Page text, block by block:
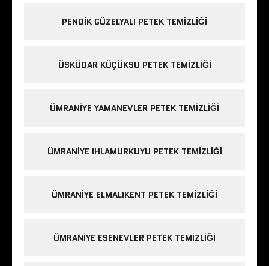
PENDIK GÜZELYALI PETEK TEMIZLIĞI
ÜSKÜDAR KÜÇÜKSU PETEK TEMIZLIĞI
ÜMRANIYE YAMANEVLER PETEK TEMIZLIĞI
ÜMRANIYE IHLAMURKUYU PETEK TEMIZLIĞI
ÜMRANIYE ELMALIKENT PETEK TEMIZLIĞI
ÜMRANIYE ESENEVLER PETEK TEMIZLIĞI